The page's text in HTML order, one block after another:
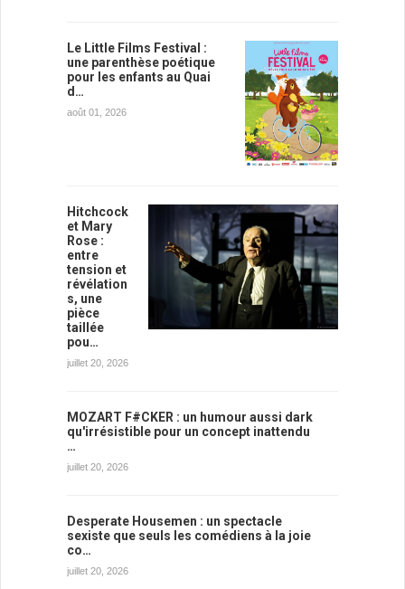
Le Little Films Festival :
une parenthèse poétique
pour les enfants au Quai
d…
août 01, 2026
Hitchcock
et Mary
Rose :
entre
tension et
révélation
s, une
pièce
taillée
pou…
juillet 20, 2026
MOZART F#CKER : un humour aussi dark
qu'irrésistible pour un concept inattendu
…
juillet 20, 2026
Desperate Housemen : un spectacle
sexiste que seuls les comédiens à la joie
co…
juillet 20, 2026